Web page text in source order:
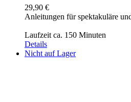
29,90 €
Anleitungen für spektakuläre
Laufzeit ca. 150 Minuten
Details
Nicht auf Lager